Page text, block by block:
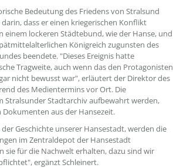
Bedeutung des Friedens von Stralsund
dass er einen kriegerischen Konflikt
einem lockeren Städtebund, wie der Hanse, und
Königreich zugunsten des
beendete. "Dieses Ereignis hatte
Tragweite, auch wenn das den Protagonisten
nicht bewusst war", erläutert der Direktor des
des Medientermins vor Ort. Die
Stralsunder Stadtarchiv aufbewahrt werden,
aus der Hansezeit.
Geschichte unserer Hansestadt, werden die
im Zentraldepot der Hansestadt
sie für die Nachwelt erhalten, dazu sind wir
ergänzt Schleinert.